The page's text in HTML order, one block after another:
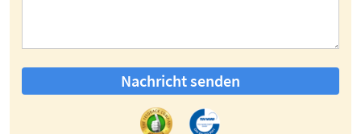
Nachricht senden